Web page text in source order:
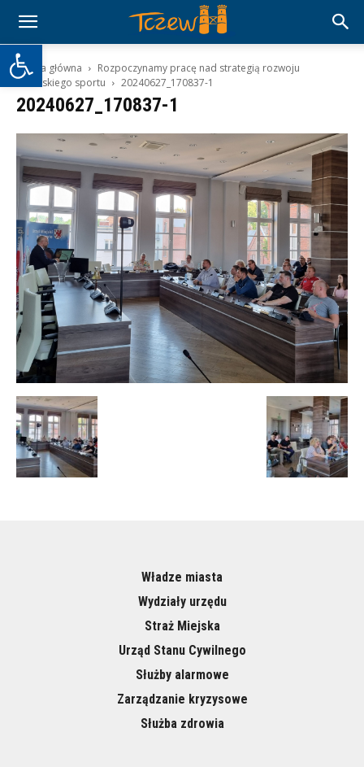
Otwórz pasek narzędzi
Strona główna
Rozpoczynamy pracę nad strategią rozwoju
tczewskiego sportu
20240627_170837-1
20240627_170837-1
Władze miasta
Wydziały urzędu
Straż Miejska
Urząd Stanu Cywilnego
Służby alarmowe
Zarządzanie kryzysowe
Służba zdrowia